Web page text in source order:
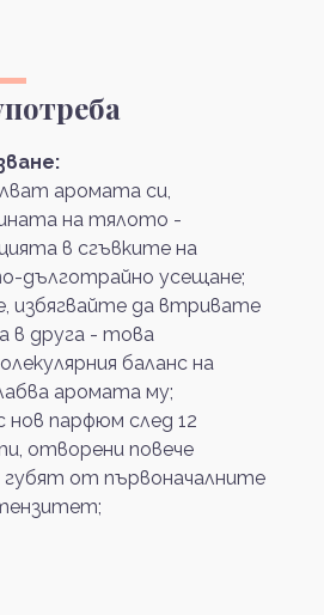
аромата си,
на тялото -
в сгъвките на
дълготрайно усещане;
избягвайте да втривате
в друга - това
баланс на
аромата му;
нов парфюм след 12
отворени повече
губят от първоначалните